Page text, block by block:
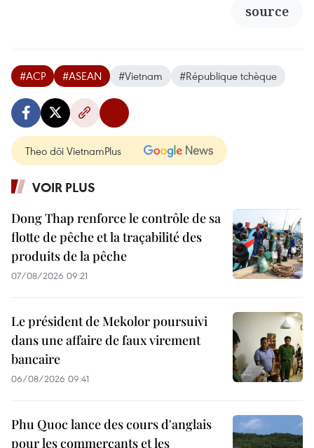
source
#ACP #ASEAN #Vietnam #République tchèque
Theo dõi VietnamPlus
VOIR PLUS
Dong Thap renforce le contrôle de sa
flotte de pêche et la traçabilité des
produits de la pêche
07/08/2026 09:21
Le président de Mekolor poursuivi
dans une affaire de faux virement
bancaire
06/08/2026 09:41
Phu Quoc lance des cours d'anglais
pour les commerçants et les